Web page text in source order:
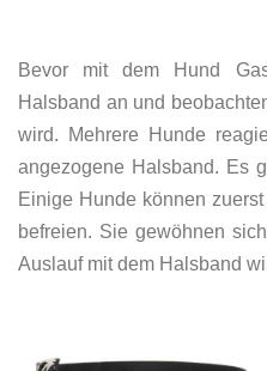
Bevor mit dem Hund
Halsband an und
wird. Mehrere Hunde
angezogene Halsband. Es
Einige Hunde können
befreien. Sie gewöhnen
Auslauf mit dem Halsband